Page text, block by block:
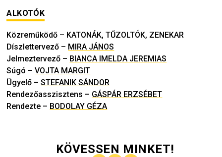
ALKOTÓK
Közreműködő – KATONÁK, TŰZOLTÓK, ZENEKAR
Díszlettervező – MIRA JÁNOS
Jelmeztervező – BIANCA IMELDA JEREMIAS
Súgó –VOJTA MARGIT
Ügyelő –STEFANIK SÁNDOR
Rendezőasszisztens – GÁSPÁR ERZSÉBET
Rendezte – BODOLAY GÉZA
KÖVESSEN MINKET!